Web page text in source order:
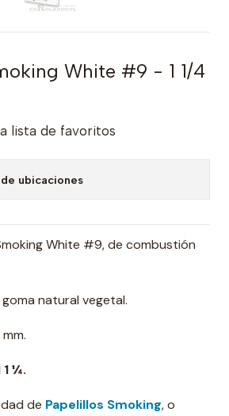
White #9 - 1 1/4
lista de favoritos
ubicaciones
White #9, de combustión
natural vegetal.
¼.
de Papelillos Smoking, o